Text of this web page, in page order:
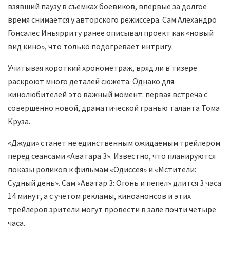
взявший паузу в съемках боевиков, впервые за долгое
время снимается у авторского режиссера. Сам Алехандро
Гонсалес Иньярриту ранее описывал проект как «новый
вид кино», что только подогревает интригу.
Учитывая короткий хронометраж, вряд ли в тизере
раскроют много деталей сюжета. Однако для
кинолюбителей это важный момент: первая встреча с
совершенно новой, драматической гранью таланта Тома
Круза.
«Джуди» станет не единственным ожидаемым трейлером
перед сеансами «Аватара 3». Известно, что планируются
показы роликов к фильмам «Одиссея» и «Мстители:
Судный день». Сам «Аватар 3: Огонь и пепел» длится 3 часа
14 минут, а с учетом рекламы, киноанонсов и этих
трейлеров зрители могут провести в зале почти четыре
часа.